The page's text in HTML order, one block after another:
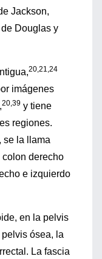
Jackson,
Douglas y
20,21,24
imágenes
20,39 y tiene
regiones.
se la llama
colon derecho
e izquierdo
en la pelvis
ósea, la
La fascia